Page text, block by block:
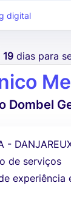
digital
19 dias para
Dombel
-
de serviços
experiência